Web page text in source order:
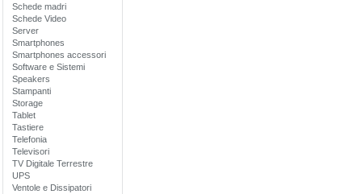
Schede madri
Schede Video
Server
Smartphones
Smartphones accessori
Software e Sistemi
Speakers
Stampanti
Storage
Tablet
Tastiere
Telefonia
Televisori
TV Digitale Terrestre
UPS
Ventole e Dissipatori